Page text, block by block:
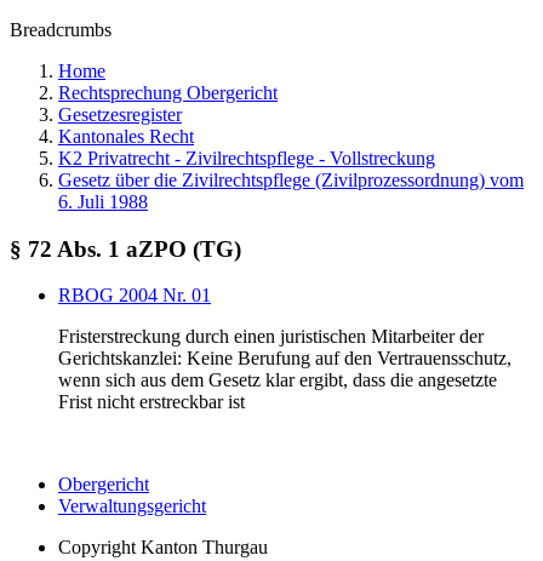
Breadcrumbs
Home
Rechtsprechung Obergericht
Gesetzesregister
Kantonales Recht
K2 Privatrecht - Zivilrechtspflege - Vollstreckung
Gesetz über die Zivilrechtspflege (Zivilprozessordnung) vom
6. Juli 1988
§ 72 Abs. 1 aZPO (TG)
RBOG 2004 Nr. 01
Fristerstreckung durch einen juristischen Mitarbeiter der
Gerichtskanzlei: Keine Berufung auf den Vertrauensschutz,
wenn sich aus dem Gesetz klar ergibt, dass die angesetzte
Frist nicht erstreckbar ist
Obergericht
Verwaltungsgericht
Copyright Kanton Thurgau